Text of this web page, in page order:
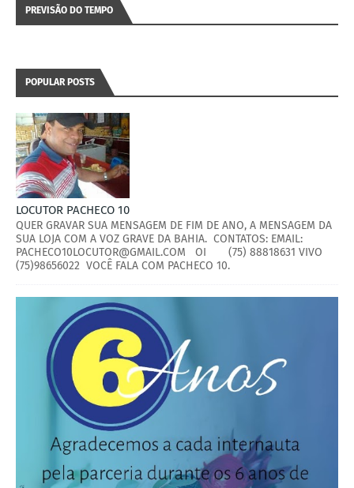
PREVISÃO DO TEMPO
POPULAR POSTS
LOCUTOR PACHECO 10
QUER GRAVAR SUA MENSAGEM DE FIM DE ANO, A MENSAGEM DA
SUA LOJA COM A VOZ GRAVE DA BAHIA. CONTATOS: EMAIL:
PACHECO10LOCUTOR@GMAIL.COM OI (75) 88818631 VIVO
(75)98656022 VOCÊ FALA COM PACHECO 10.